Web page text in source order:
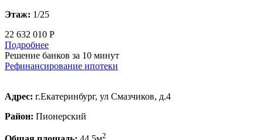
Этаж: 1/25
22 632 010 Р
Подробнее
Решение банков за 10 минут
Рефинансирование ипотеки
Адрес: г.Екатеринбург, ул Смазчиков, д.4
Район: Пионерский
2